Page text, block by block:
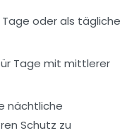
oder als tägliche
Tage mit mittlerer
nächtliche
Schutz zu